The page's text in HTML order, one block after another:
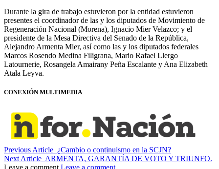
Durante la gira de trabajo estuvieron por la entidad estuvieron
presentes el coordinador de las y los diputados de Movimiento de
Regeneración Nacional (Morena), Ignacio Mier Velazco; y el
presidente de la Mesa Directiva del Senado de la República,
Alejandro Armenta Mier, así como las y los diputados federales
Marcos Rosendo Medina Filigrana, Mario Rafael Llergo
Latournerie, Rosangela Amairany Peña Escalante y Ana Elizabeth
Atala Leyva.
CONEXIÓN MULTIMEDIA
Previous Article ¿Cambio o continuismo en la SCJN?
Next Article ARMENTA, GARANTÍA DE VOTO Y TRIUNFO.